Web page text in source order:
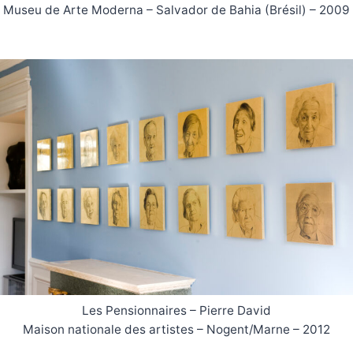
Museu de Arte Moderna – Salvador de Bahia (Brésil) – 2009
Les Pensionnaires – Pierre David
Maison nationale des artistes – Nogent/Marne – 2012